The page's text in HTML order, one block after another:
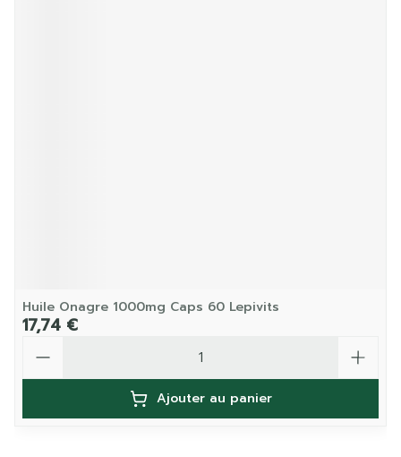
Huile Onagre 1000mg Caps 60 Lepivits
17,74 €
Ajouter au panier